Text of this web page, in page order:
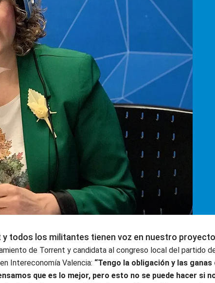
y todos los militantes tienen voz en nuestro
de Torrent y candidata al congreso local del partido
Intereconomía Valencia: “Tengo la obligación y las ganas
que es lo mejor, pero esto no se puede hacer si